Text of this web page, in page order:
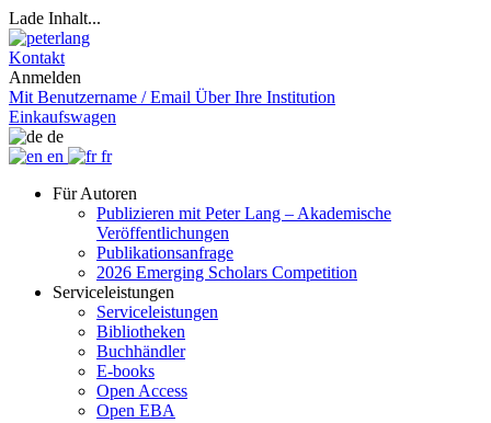
Lade Inhalt...
Kontakt
Anmelden
Mit Benutzername / Email Über Ihre Institution
Einkaufswagen
de
en
fr
Für Autoren
Publizieren mit Peter Lang – Akademische
Veröffentlichungen
Publikationsanfrage
2026 Emerging Scholars Competition
Serviceleistungen
Serviceleistungen
Bibliotheken
Buchhändler
E-books
Open Access
Open EBA